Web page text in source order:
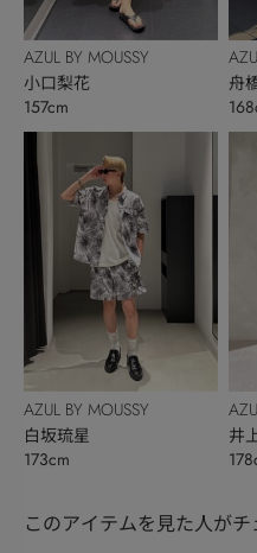
AZUL BY MOUSSY
小口梨花
157cm
AZUL BY MOUSSY
白坂琉星
173cm
舟
井
このアイテムを見た人が